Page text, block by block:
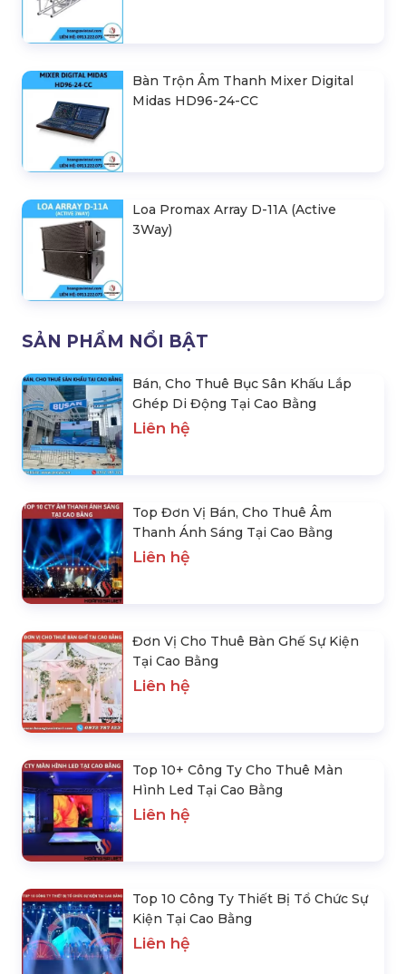
Bàn Trộn Âm Thanh Mixer Digital
Midas HD96-24-CC
Loa Promax Array D-11A (Active
3Way)
SẢN PHẨM NỔI BẬT
Bán, Cho Thuê Bục Sân Khấu Lắp
Ghép Di Động Tại Cao Bằng
Liên hệ
Top Đơn Vị Bán, Cho Thuê Âm
Thanh Ánh Sáng Tại Cao Bằng
Liên hệ
Đơn Vị Cho Thuê Bàn Ghế Sự Kiện
Tại Cao Bằng
Liên hệ
Top 10+ Công Ty Cho Thuê Màn
Hình Led Tại Cao Bằng
Liên hệ
Top 10 Công Ty Thiết Bị Tổ Chức Sự
Kiện Tại Cao Bằng
Liên hệ